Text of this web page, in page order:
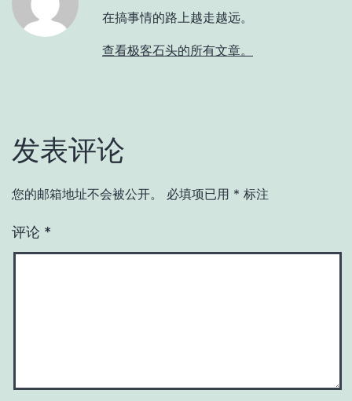
在搞事情的路上越走越远。
查看极客石头的所有文章。
发表评论
您的邮箱地址不会被公开。 必填项已用 * 标注
评论 *